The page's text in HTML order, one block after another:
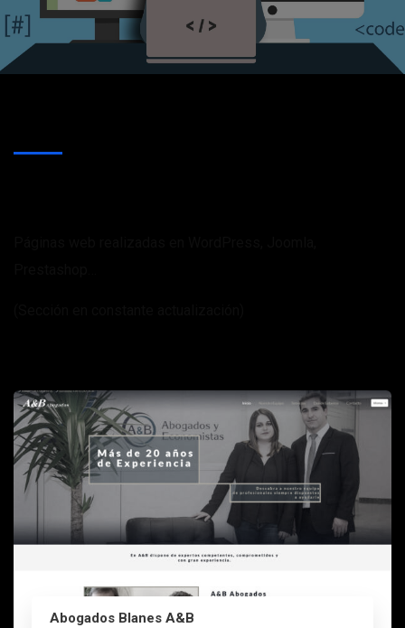
Abogados Blanes A&B